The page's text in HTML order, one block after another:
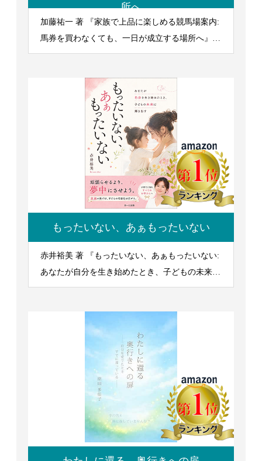
所へ
加藤祐一 著 『家族で上品に楽しめる競馬場案内:
馬券を買わなくても、一日が成立する場所へ』
2026/5/21発行
もったいない、あぁもったいない
赤井裕美 著 『もったいない、あぁもったいない:
あなたが自分を生き始めたとき、子どもの未来は
輝き出す』 2026/7/7発行